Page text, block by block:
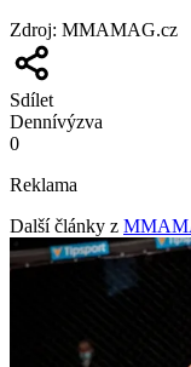
Zdroj: MMAMAG.cz
Sdílet
Dennívýzva
0
Reklama
Další články z